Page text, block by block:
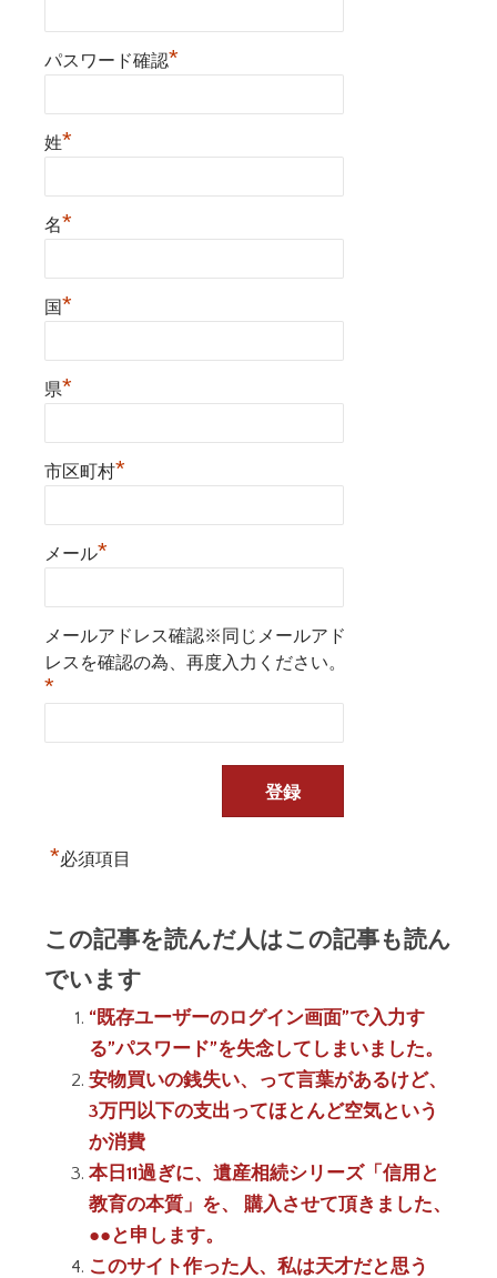
パスワード確認*
姓*
名*
国*
県*
市区町村*
メール*
メールアドレス確認※同じメールアド
レスを確認の為、再度入力ください。
*
*必須項目
この記事を読んだ人はこの記事も読ん
でいます
“既存ユーザーのログイン画面”で入力す
る”パスワード”を失念してしまいました。
安物買いの銭失い、って言葉があるけど、
3万円以下の支出ってほとんど空気という
か消費
本日11過ぎに、遺産相続シリーズ「信用と
教育の本質」を、 購入させて頂きました、
●●と申します。
このサイト作った人、私は天才だと思う